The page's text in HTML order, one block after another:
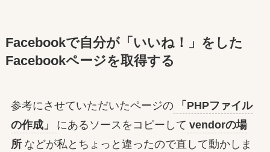
Facebookで自分が「いいね！」をした
Facebookページを取得する
参考にさせていただいたページの
「PHPファイル
の作成」
にあるソースをコピーして vendorの場
所 などが私とちょっと違ったので直して動かしま